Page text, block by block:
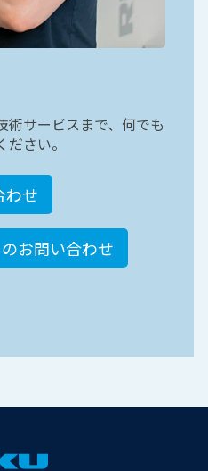
術サービスまで、何でも
さい。
わせ
お問い合わせ